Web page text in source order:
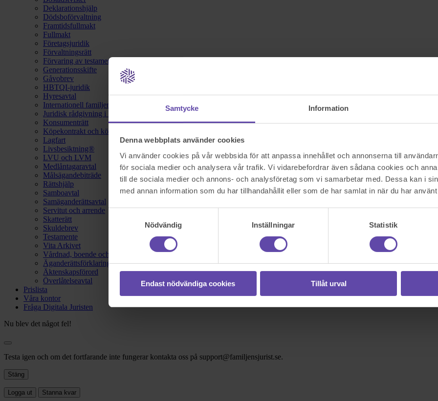
Samtycke Information
Denna webbplats använder cookies
Vi använder cookies på vår webbsida för att anpassa innehållet och annonserna till
för sociala medier och analysera vår trafik. Vi vidarebefordrar även sådana cookies och
till de sociala medier och annons- och analysföretag som vi samarbetar med. Dessa kan i
med annan information som du har tillhandahållit eller som de har samlat in när du har
Nödvändig
Inställningar Statistik
Endast nödvändiga cookies Tillåt urval
Deklarationshjälp
Dödsboförvaltning
Framtidsfullmakt
Fullmakt
Företagsjuridik
Förvaltningsrätt
Förvaring av testamente
Generationsskifte
Gåvobrev
HBTQI-juridik
Hyresavtal
Internationell familjerätt
Juridisk rådgivning i hemförsäkring
Konsumenträtt
Köpekontrakt och köpebrev
Lagfart
Livsbesiktning®
LVU och LVM
Medlåntagaravtal
Målsägandebiträde
Rättshjälp
Samboavtal
Samäganderättsavtal
Servitut och arrende
Skatterätt
Skuldebrev
Testamente
Vita Arkivet
Vårdnad, boende och umgänge
Äganderättsförklaring
Äktenskapsförord
Överlåtelseavtal
Prislista
Våra kontor
Fråga Digitala Juristen
Nu blev det något fel!
Testa igen och om det fortfarande inte fungerar kontakta oss på support@familjensjurist.se.
Stäng
Logga ut Stanna kvar